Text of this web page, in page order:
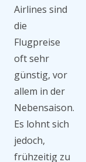
Airlines sind
die
Flugpreise
oft sehr
günstig, vor
allem in der
Nebensaison.
Es lohnt sich
jedoch,
frühzeitig zu